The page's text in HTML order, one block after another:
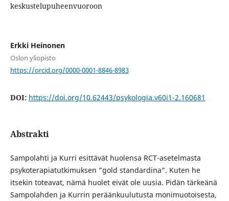
keskustelupuheenvuoroon
Erkki Heinonen
Oslon yliopisto
https://orcid.org/0000-0001-8846-8983
DOI: https://doi.org/10.62443/psykologia.v60i1-2.160681
Abstrakti
Sampolahti ja Kurri esittävät huolensa RCT-asetelmasta
psykoterapiatutkimuksen ”gold standardina”. Kuten he
itsekin toteavat, nämä huolet eivät ole uusia. Pidän tärkeänä
Sampolahden ja Kurrin peräänkuulutusta monimuotoisesta,